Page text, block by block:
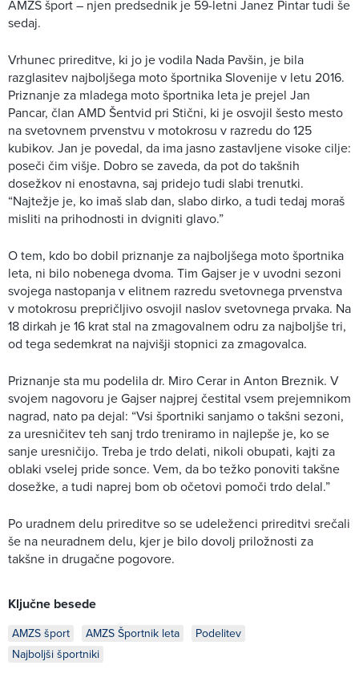
AMZS šport – njen predsednik je 59-letni Janez Pintar tudi še
sedaj.
Vrhunec prireditve, ki jo je vodila Nada Pavšin, je bila
razglasitev najboljšega moto športnika Slovenije v letu 2016.
Priznanje za mladega moto športnika leta je prejel Jan
Pancar, član AMD Šentvid pri Stični, ki je osvojil šesto mesto
na svetovnem prvenstvu v motokrosu v razredu do 125
kubikov. Jan je povedal, da ima jasno zastavljene visoke cilje:
poseči čim višje. Dobro se zaveda, da pot do takšnih
dosežkov ni enostavna, saj pridejo tudi slabi trenutki.
“Najtežje je, ko imaš slab dan, slabo dirko, a tudi tedaj moraš
misliti na prihodnosti in dvigniti glavo.”
O tem, kdo bo dobil priznanje za najboljšega moto športnika
leta, ni bilo nobenega dvoma. Tim Gajser je v uvodni sezoni
svojega nastopanja v elitnem razredu svetovnega prvenstva
v motokrosu prepričljivo osvojil naslov svetovnega prvaka. Na
18 dirkah je 16 krat stal na zmagovalnem odru za najboljše tri,
od tega sedemkrat na najvišji stopnici za zmagovalca.
Priznanje sta mu podelila dr. Miro Cerar in Anton Breznik. V
svojem nagovoru je Gajser najprej čestital vsem prejemnikom
nagrad, nato pa dejal: “Vsi športniki sanjamo o takšni sezoni,
za uresničitev teh sanj trdo treniramo in najlepše je, ko se
sanje uresničijo. Treba je trdo delati, nikoli obupati, kajti za
oblaki vselej pride sonce. Vem, da bo težko ponoviti takšne
dosežke, a tudi naprej bom ob očetovi pomoči trdo delal.”
Po uradnem delu prireditve so se udeleženci prireditvi srečali
še na neuradnem delu, kjer je bilo dovolj priložnosti za
takšne in drugačne pogovore.
Ključne besede
AMZS šport AMZS Športnik leta
Podelitev
Najboljši športniki